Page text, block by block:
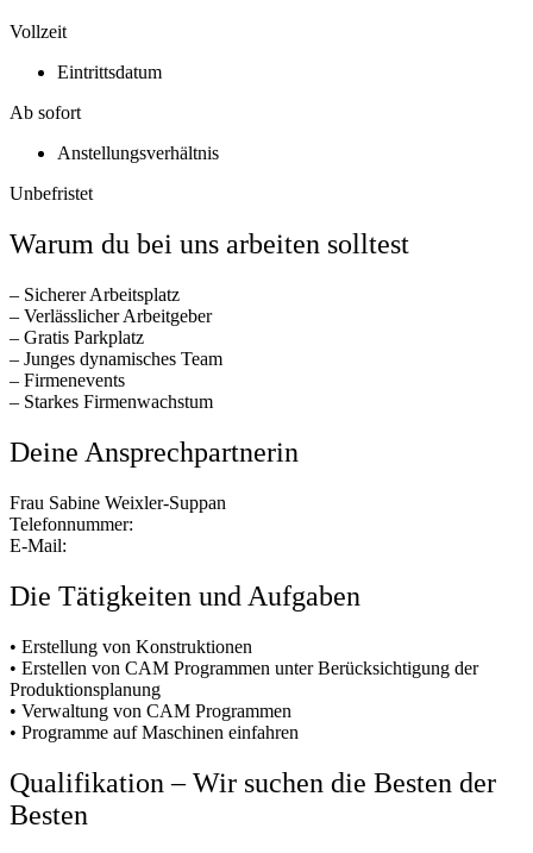
Vollzeit
Eintrittsdatum
Ab sofort
Anstellungsverhältnis
Unbefristet
Warum du bei uns arbeiten solltest
– Sicherer Arbeitsplatz
– Verlässlicher Arbeitgeber
– Gratis Parkplatz
– Junges dynamisches Team
– Firmenevents
– Starkes Firmenwachstum
Deine Ansprechpartnerin
Frau Sabine Weixler-Suppan
Telefonnummer:
E-Mail:
Die Tätigkeiten und Aufgaben
• Erstellung von Konstruktionen
• Erstellen von CAM Programmen unter Berücksichtigung der
Produktionsplanung
• Verwaltung von CAM Programmen
• Programme auf Maschinen einfahren
Qualifikation – Wir suchen die Besten der
Besten